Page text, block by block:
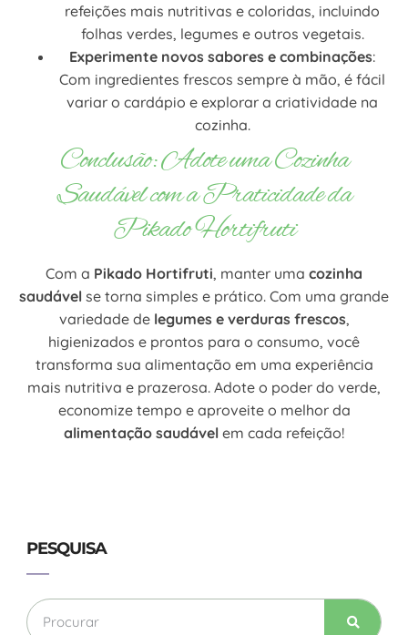
refeições mais nutritivas e coloridas, incluindo
folhas verdes, legumes e outros vegetais.
Experimente novos sabores e combinações:
Com ingredientes frescos sempre à mão, é fácil
variar o cardápio e explorar a criatividade na
cozinha.
Conclusão: Adote uma Cozinha
Saudável com a Praticidade da
Pikado Hortifruti
Com a Pikado Hortifruti, manter uma cozinha
saudável se torna simples e prático. Com uma grande
variedade de legumes e verduras frescos,
higienizados e prontos para o consumo, você
transforma sua alimentação em uma experiência
mais nutritiva e prazerosa. Adote o poder do verde,
economize tempo e aproveite o melhor da
alimentação saudável em cada refeição!
PESQUISA